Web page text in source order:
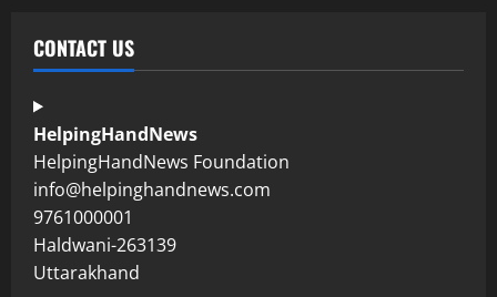
CONTACT US
HelpingHandNews
HelpingHandNews Foundation
info@helpinghandnews.com
9761000001
Haldwani-263139
Uttarakhand